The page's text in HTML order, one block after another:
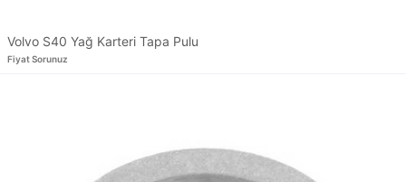
Volvo S40 Yağ Karteri Tapa Pulu
Fiyat Sorunuz